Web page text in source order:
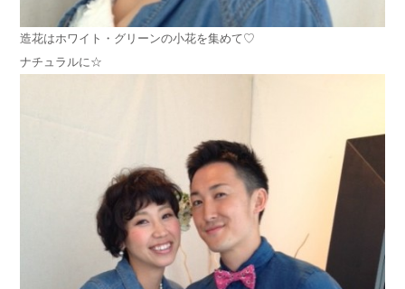
造花はホワイト・グリーンの小花を集めて♡
ナチュラルに☆